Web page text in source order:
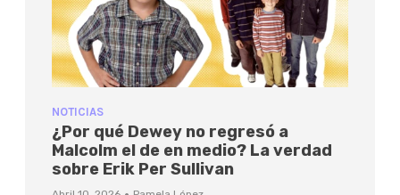
NOTICIAS
¿Por qué Dewey no regresó a
Malcolm el de en medio? La verdad
sobre Erik Per Sullivan